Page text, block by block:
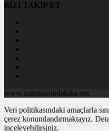
BİZİ TAKİP ET
www.manisasondakika.net
Veri politikasındaki amaçlarla
çerez konumlandırmaktayız.
inceleyebilirsiniz.